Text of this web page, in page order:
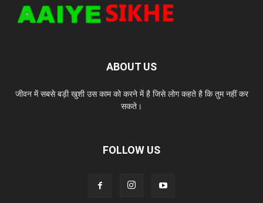
ABOUT US
जीवन में सबसे बड़ी खुशी उस काम को करने में है जिसे लोग कहते है कि तुम नहीं कर
सकते।
FOLLOW US